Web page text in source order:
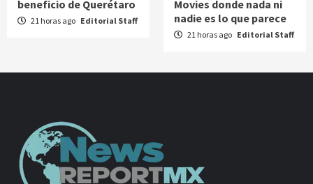
beneficio de Querétaro
21 horas ago Editorial Staff
Movies donde nada ni
nadie es lo que parece
21 horas ago Editorial Staff